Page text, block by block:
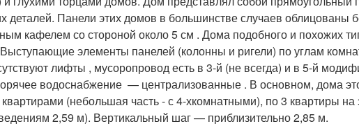
деталей. Панели этих домов в большинстве случаев облицованы
кафелем со стороной около 5 см . Дома подобного и похожих
элементы панелей (колонны и ригели) по углам
лифты , мусоропровод есть в 3-й (не всегда) и в 5-й
водоснабжение — централизованные . В основном, дома
(небольшая часть - с 4-хкомнатными), по 3 квартиры
2,59 м). Вертикальный шаг — приблизительно 2,85 м.